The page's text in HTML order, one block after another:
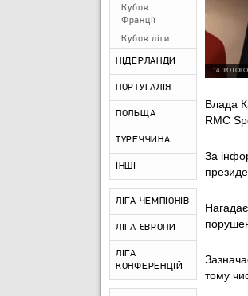
Кубок
Франції
Кубок ліги
НІДЕРЛАНДИ
ПОРТУГАЛІЯ
ПОЛЬЩА
ТУРЕЧЧИНА
ІНШІ
ЛІГА ЧЕМПІОНІВ
ЛІГА ЄВРОПИ
ЛІГА
КОНФЕРЕНЦІЙ
14 ЛЮТОГО
Влада
RMC
За
тому